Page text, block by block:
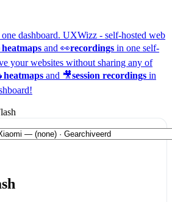
dashboard. UXWizz - self-hosted web
heatmaps and 👀recordings in one self-
your websites without sharing any of
heatmaps and 🎥session recordings in